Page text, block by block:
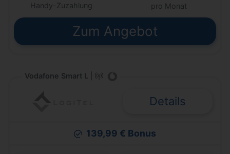
Handy-Zuzahlung pro Monat
Zum Angebot
Vodafone Smart L
Details
139,99 € Bonus